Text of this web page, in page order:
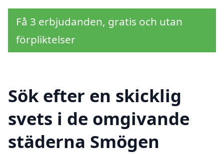
Få 3 erbjudanden, gratis och utan
förpliktelser
Sök efter en skicklig
svets i de omgivande
städerna Smögen